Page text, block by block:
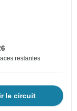
restantes
le circuit